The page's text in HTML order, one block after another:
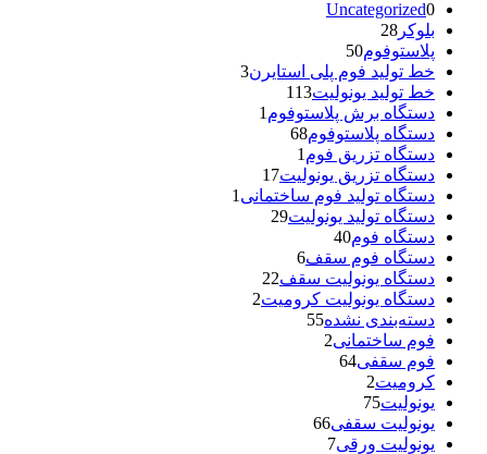
Uncategorized0
بلوکر 28
پلاستوفوم50
خط تولید فوم پلی استایرن3
خط تولید یونولیت113
دستگاه برش پلاستوفوم 1
دستگاه پلاستوفوم68
دستگاه تزریق فوم 1
دستگاه تزریق یونولیت17
دستگاه تولید فوم ساختمانی 1
دستگاه تولید یونولیت29
دستگاه فوم40
دستگاه فوم سقف6
دستگاه یونولیت سقف22
دستگاه یونولیت کرومیت2
دسته‌بندی نشده55
فوم ساختمانی2
فوم سقفی64
کرومیت2
یونولیت75
یونولیت سقفی66
یونولیت ورقی7